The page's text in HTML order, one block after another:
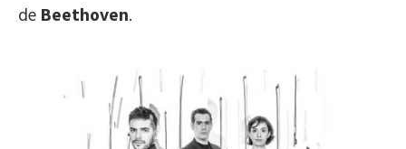
de Beethoven.